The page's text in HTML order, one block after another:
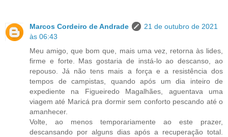
Marcos Cordeiro de Andrade
21 de outubro de 2021
às 06:43
Meu amigo, que bom que, mais uma vez, retorna às lides,
firme e forte. Mas gostaria de instá-lo ao descanso, ao
repouso. Já não tens mais a força e a resistência dos
tempos de campistas, quando após um dia inteiro de
expediente na Figueiredo Magalhães, aguentava uma
viagem até Maricá pra dormir sem conforto pescando até o
amanhecer.
Volte, ao menos temporariamente ao este prazer,
descansando por alguns dias após a recuperação total.